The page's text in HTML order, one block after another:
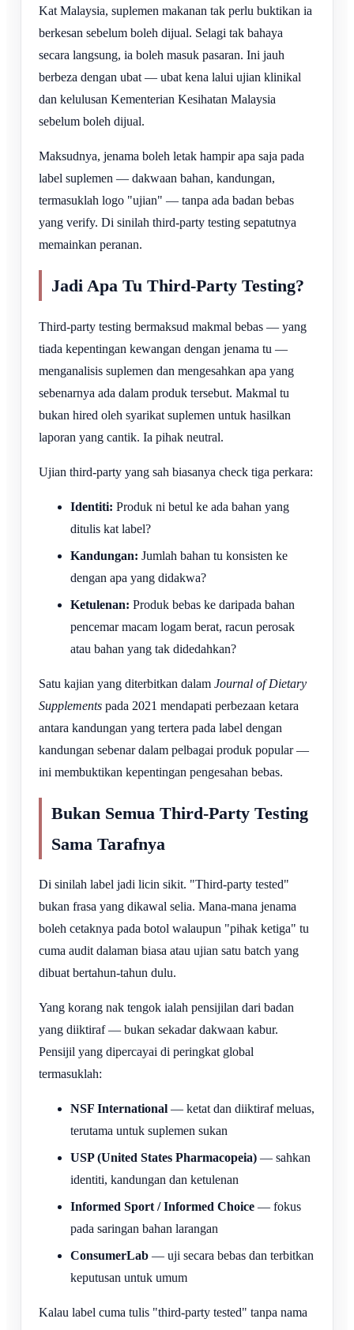
Kat Malaysia, suplemen makanan tak perlu buktikan ia
berkesan sebelum boleh dijual. Selagi tak bahaya
secara langsung, ia boleh masuk pasaran. Ini jauh
berbeza dengan ubat — ubat kena lalui ujian klinikal
dan kelulusan Kementerian Kesihatan Malaysia
sebelum boleh dijual.
Maksudnya, jenama boleh letak hampir apa saja pada
label suplemen — dakwaan bahan, kandungan,
termasuklah logo "ujian" — tanpa ada badan bebas
yang verify. Di sinilah third-party testing sepatutnya
memainkan peranan.
Jadi Apa Tu Third-Party Testing?
Third-party testing bermaksud makmal bebas — yang
tiada kepentingan kewangan dengan jenama tu —
menganalisis suplemen dan mengesahkan apa yang
sebenarnya ada dalam produk tersebut. Makmal tu
bukan hired oleh syarikat suplemen untuk hasilkan
laporan yang cantik. Ia pihak neutral.
Ujian third-party yang sah biasanya check tiga perkara:
Identiti: Produk ni betul ke ada bahan yang
ditulis kat label?
Kandungan: Jumlah bahan tu konsisten ke
dengan apa yang didakwa?
Ketulenan: Produk bebas ke daripada bahan
pencemar macam logam berat, racun perosak
atau bahan yang tak didedahkan?
Satu kajian yang diterbitkan dalam Journal of Dietary
Supplements pada 2021 mendapati perbezaan ketara
antara kandungan yang tertera pada label dengan
kandungan sebenar dalam pelbagai produk popular —
ini membuktikan kepentingan pengesahan bebas.
Bukan Semua Third-Party Testing
Sama Tarafnya
Di sinilah label jadi licin sikit. "Third-party tested"
bukan frasa yang dikawal selia. Mana-mana jenama
boleh cetaknya pada botol walaupun "pihak ketiga" tu
cuma audit dalaman biasa atau ujian satu batch yang
dibuat bertahun-tahun dulu.
Yang korang nak tengok ialah pensijilan dari badan
yang diiktiraf — bukan sekadar dakwaan kabur.
Pensijil yang dipercayai di peringkat global
termasuklah:
NSF International — ketat dan diiktiraf meluas,
terutama untuk suplemen sukan
USP (United States Pharmacopeia) — sahkan
identiti, kandungan dan ketulenan
Informed Sport / Informed Choice — fokus
pada saringan bahan larangan
ConsumerLab — uji secara bebas dan terbitkan
keputusan untuk umum
Kalau label cuma tulis "third-party tested" tanpa nama